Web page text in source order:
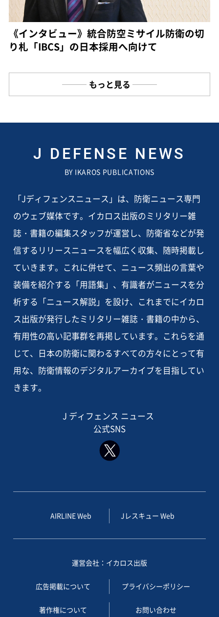
《インタビュー》統合防空ミサイル防衛の切
り札「IBCS」の日本採用へ向けて
もっと見る
J DEFENSE NEWS
BY IKAROS PUBLICATIONS
「Jディフェンスニュース」は、防衛ニュース専門
のウェブ媒体です。イカロス出版のミリタリー雑
誌・書籍の編集スタッフが運営し、防衛省などが発
信するリリースニュースを幅広く収集、随時掲載し
ていきます。これに併せて、ニュース頻出の言葉や
装備を紹介する「用語集」、有識者がニュースを分
析する「ニュース解説」を設け、これまでにイカロ
ス出版が発行したミリタリー雑誌・書籍の中から、
有用性の高い記事群を再掲しています。これらを通
じて、日本の防衛に関わるすべての方々にとって有
用な、防衛情報のデジタルアーカイブを目指してい
きます。
J ディフェンス ニュース
公式SNS
AIRLINE Web Jレスキュー Web
運営会社：イカロス出版
広告掲載について プライバシーポリシー
著作権について お問い合わせ